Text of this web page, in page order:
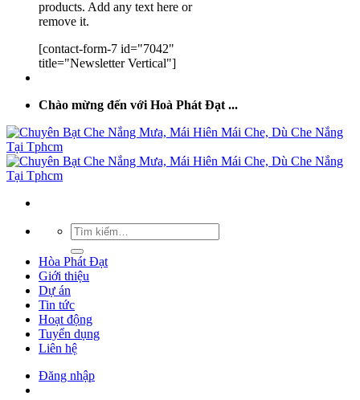
products. Add any text here or
remove it.
[contact-form-7 id="7042"
title="Newsletter Vertical"]
Chào mừng đến với Hoà Phát Đạt ...
Hòa Phát Đạt
Giới thiệu
Dự án
Tin tức
Hoạt động
Tuyển dụng
Liên hệ
Đăng nhập